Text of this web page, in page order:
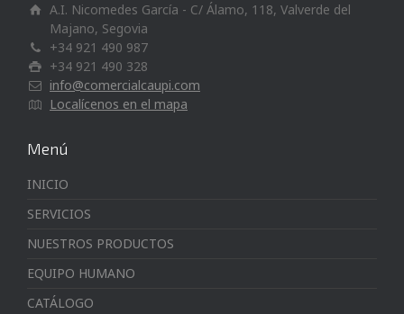
A.I. Nicomedes García - C/ Álamo, 118, Valverde del
Majano, Segovia
+34 921 490 987
+34 921 490 328
info@comercialcaupi.com
Localícenos en el mapa
Menú
INICIO
SERVICIOS
NUESTROS PRODUCTOS
EQUIPO HUMANO
CATÁLOGO